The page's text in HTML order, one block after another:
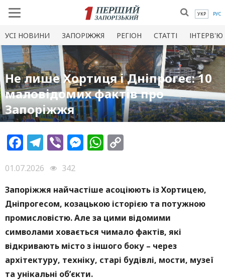
УКР РУС
УСI НОВИНИ ЗАПОРІЖЖЯ РЕГІОН СТАТТІ ІНТЕРВ'Ю
Не лише Хортиця і Дніпрогес: 10
маловідомих фактів про
Запоріжжя
Facebook
Telegram
ViberMessenger
WhatsApp
01.07.2026
342
Запоріжжя найчастіше асоціюють із Хортицею,
Дніпрогесом, козацькою історією та потужною
промисловістю. Але за цими відомими
символами ховається чимало фактів, які
відкривають місто з іншого боку – через
архітектуру, техніку, старі будівлі, мости, музеї
та унікальні об’єкти.